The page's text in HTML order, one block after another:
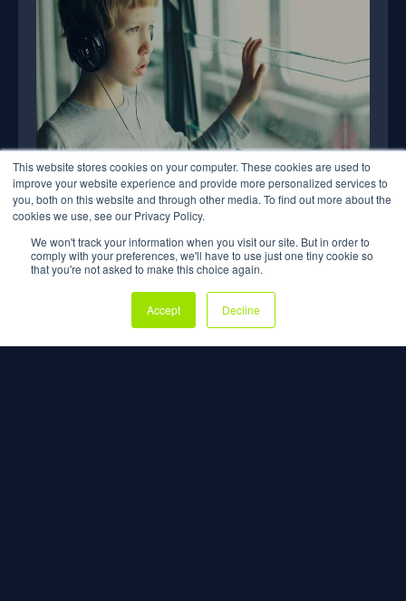
This website stores cookies on your computer. These cookies are used to
improve your website experience and provide more personalized services to
you, both on this website and through other media. To find out more about the
cookies we use, see our Privacy Policy.
We won't track your information when you visit our site. But in order to
comply with your preferences, we'll have to use just one tiny cookie so
that you're not asked to make this choice again.
Accept Decline
marzo 4, 2022
DESAFÍOS DURANTE LA PANDEMIA PARA LOS
AUTISTAS